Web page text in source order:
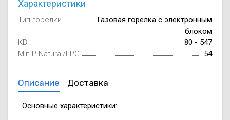
Характеристики
Тип горелки
Газовая горелка с электронным
блоком
КВт
80 - 547
Min P Natural/LPG
54
Описание Доставка
Основные характеристики:
Wi-Fi модуля